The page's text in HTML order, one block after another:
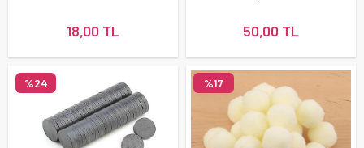
18,00 TL 50,00 TL
%24 %17